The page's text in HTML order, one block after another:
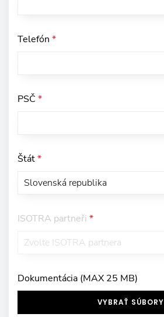
Telefón *
PSČ *
Štát*
ISOTRA partneři *
Dokumentácia (MAX 25 MB)
VYBRAŤ SÚBORY